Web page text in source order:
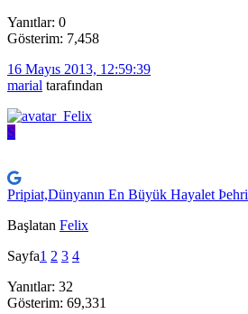
Yanıtlar: 0
Gösterim: 7,458
16 Mayıs 2013, 12:59:39
marial tarafından
S
Pripiat,Dünyanın En Büyük Hayalet Þehri
Başlatan Felix
Sayfa1 2 3 4
Yanıtlar: 32
Gösterim: 69,331